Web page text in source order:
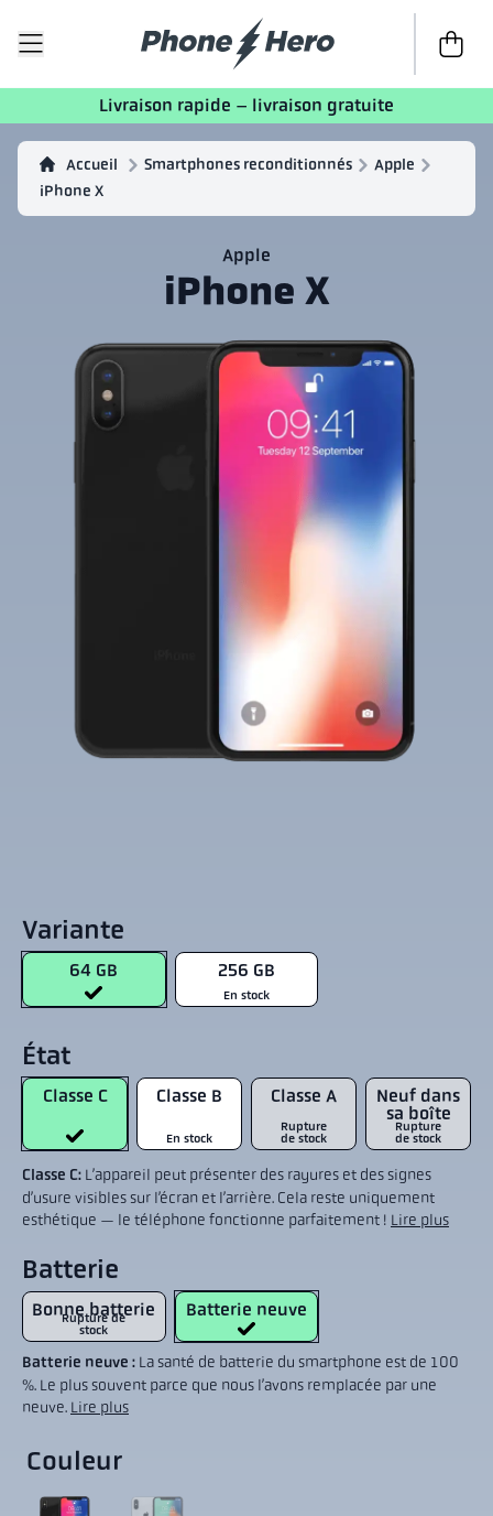
Passer
Livraison rapide – livraison gratuite
Accueil Smartphones reconditionnés
Apple
iPhone X
Apple
iPhone X
Variante
64 GB 256 GB
En stock
État
Classe C Classe B
En stock
Classe A
Rupture
de stock
Neuf dans
sa boîte
Rupture
de stock
Classe C: L’appareil peut présenter des rayures et des signes
d’usure visibles sur l’écran et l’arrière. Cela reste uniquement
esthétique — le téléphone fonctionne parfaitement ! Lire plus
Batterie
Bonne batterie
Rupture de
stock
Batterie neuve
Batterie neuve : La santé de batterie du smartphone est de 100
%. Le plus souvent parce que nous l’avons remplacée par une
neuve. Lire plus
Couleur